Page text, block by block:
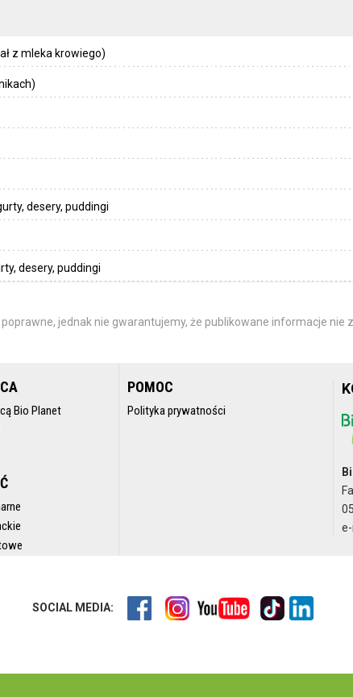
z mleka krowiego)
desery, puddingi
desery, puddingi
jednak nie gwarantujemy, że publikowane informacje
Bio Planet
POMOC
Polityka prywatności
SOCIAL MEDIA: